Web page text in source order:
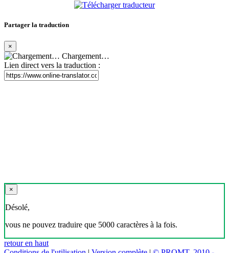
Partager la traduction
×
Chargement…
Lien direct vers la traduction :
×
Désolé,
vous ne pouvez traduire que 5000 caractères à la fois.
retour en haut